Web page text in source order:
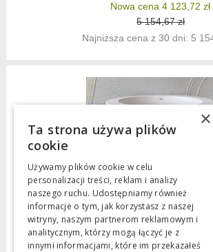
Nowa cena 4 123,72 zł
5 154,67 zł
Najniższa cena z 30 dni: 5
×
Ta strona używa plików
cookie
Używamy plików cookie w celu
personalizacji treści, reklam i analizy
naszego ruchu. Udostępniamy również
informacje o tym, jak korzystasz z naszej
witryny, naszym partnerom reklamowym i
analitycznym, którzy mogą łączyć je z
innymi informacjami, które im przekazałeś